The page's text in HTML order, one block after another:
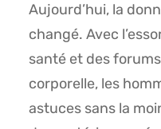
Aujourd’hui, la
changé. Avec
santé et des
corporelle, les
astuces sans la